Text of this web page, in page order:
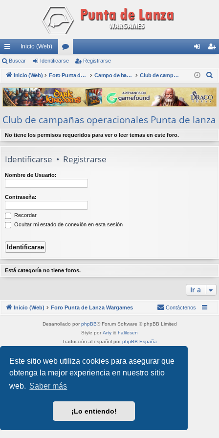
Este sitio web utiliza cookies para asegurar que
obtenga la mejor experiencia en nuestro sitio
web. Saber más
¡Lo entiendo!
nl
ac
es
rá
pi
do
Inicio (Web)
or
os nti
fic
ar
se
ist
ra
rs
e
Buscar Identificarse Registrarse
Inicio (Web) Foro Punta de Lanza Wargames Campo de batalla Club de campañas operacionales Punta de lanza
s
c
a
r
Club de campañas operacionales Punta de lanza
No tiene los permisos requeridos para ver o leer temas en este foro.
Identificarse • Registrarse
Nombre de Usuario:
Contraseña:
Recordar
Ocultar mi estado de conexión en esta sesión
Está categoría no tiene foros.
Ir a
Inicio (Web) Foro Punta de Lanza Wargames Contáctenos
Desarrollado por phpBB® Forum Software © phpBB Limited
Style por Arty & halilesen
Traducción al español por phpBB España